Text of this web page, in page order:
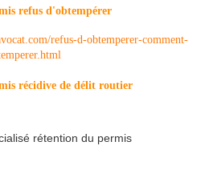
refus d'obtempérer
refus-d-obtemperer-comment-
récidive de délit routier